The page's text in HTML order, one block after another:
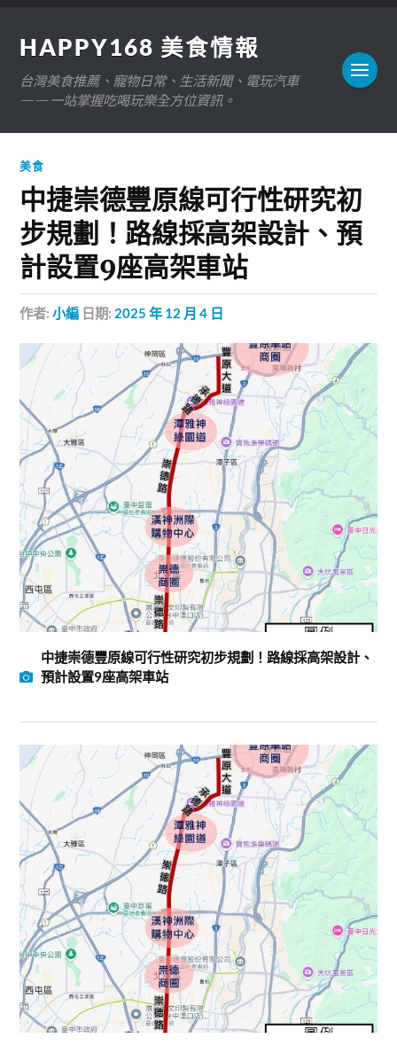
HAPPY168 美食情報
台灣美食推薦、寵物日常、生活新聞、電玩汽車
——一站掌握吃喝玩樂全方位資訊。
美食
中捷崇德豐原線可行性研究初
步規劃！路線採高架設計、預
計設置9座高架車站
作者:小編 日期: 2025 年 12 月 4 日
中捷崇德豐原線可行性研究初步規劃！路線採高架設計、
預計設置9座高架車站